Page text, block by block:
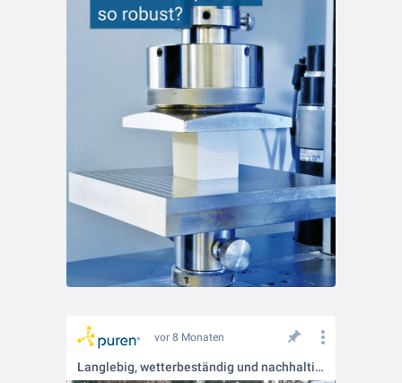
vor 8 Monaten
Langlebig, wetterbeständig und nachhaltig: Das Vogel-Futterhaus aus purenit 🐦